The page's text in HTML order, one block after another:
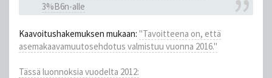
3%B6n-alle
Kaavoitushakemuksen mukaan: "Tavoitteena on, että
asemakaavamuutosehdotus valmistuu vuonna 2016."
Tässä luonnoksia vuodelta 2012: